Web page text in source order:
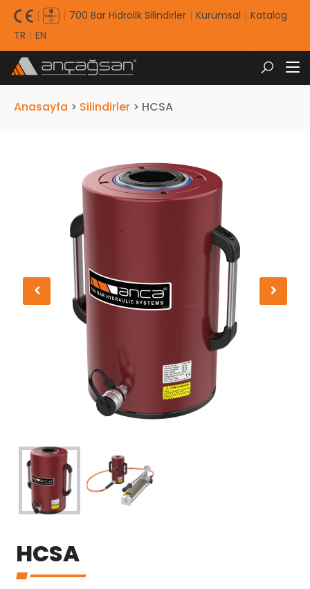
700 Bar Hidrolik Silindirler Kurumsal
Katalog
TR
EN
Anasayfa > Silindirler > HCSA
HCSA